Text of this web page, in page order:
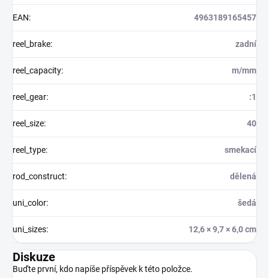
EAN: 4963189165457
reel_brake: zadní
reel_capacity: m/mm
reel_gear: :1
reel_size: 40
reel_type: smekací
rod_construct: dělená
uni_color: šedá
uni_sizes: 12,6 × 9,7 × 6,0 cm
Diskuze
Buďte první, kdo napíše příspěvek k této položce.